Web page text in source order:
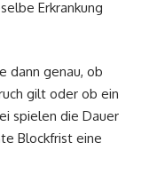
Erkrankung
dann genau, ob
gilt oder ob ein
spielen die Dauer
Blockfrist eine